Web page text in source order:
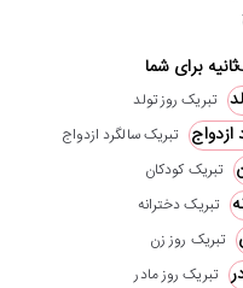
برای شما
تبریک روز تولد
تبریک سالگرد ازدواج
تبریک کودکان
تبریک دخترانه
تبریک روز زن
تبریک روز مادر